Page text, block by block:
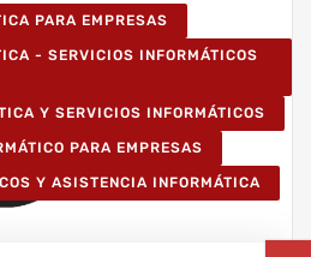
PARA EMPRESAS
- SERVICIOS INFORMÁTICOS
Y SERVICIOS INFORMÁTICOS
PARA EMPRESAS
Y ASISTENCIA INFORMÁTICA